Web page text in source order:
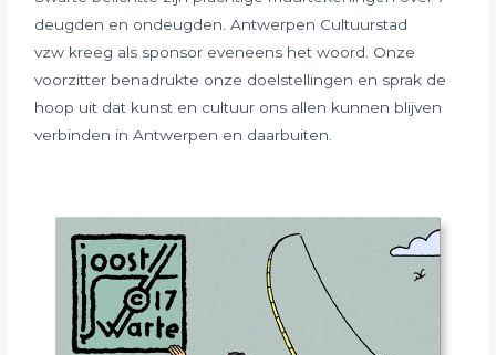
deugden en ondeugden. Antwerpen Cultuurstad
vzw kreeg als sponsor eveneens het woord. Onze
voorzitter benadrukte onze doelstellingen en sprak de
hoop uit dat kunst en cultuur ons allen kunnen blijven
verbinden in Antwerpen en daarbuiten.